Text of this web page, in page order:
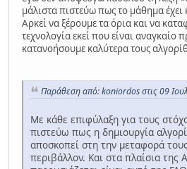
μάλιστα πιστεύω πως το μάθημα
Αρκεί να ξέρουμε τα όρια και να
τεχνολογία εκεί που είναι αναγκαίο
κατανοήσουμε καλύτερα τους
Παράθεση από: koniordos στις 09
Με κάθε επιφύλαξη για τους
πιστεύω πως η δημιουργία
αποσκοπεί στη την μεταφορά
περιβάλλον. Και στα πλαίσια